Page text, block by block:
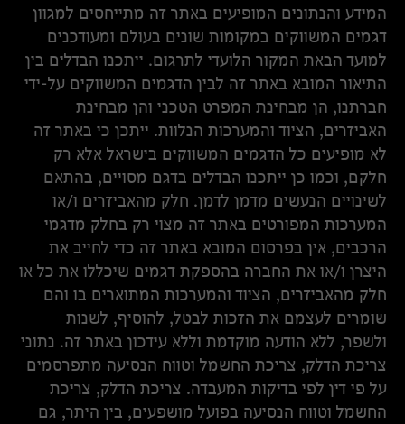
המידע והנתונים המופיעים באתר זה מתייחסים למגוון
דגמים המשווקים במקומות שונים בעולם ומעודכנים
למועד הבאת המקור הלועדי לתרגום. ייתכנו הבדלים בין
התיאור המובא באתר זה לבין הדגמים המשווקים על-ידי
חברתנו, הן מבחינת המפרט הטכני והן מבחינת
האביזרים, הציוד והמערכות הנלוות. ייתכן כי באתר זה
לא מופיעים כל הדגמים המשווקים בישראל אלא רק
חלקם, וכמו כן ייתכנו הבדלים בדגם מסויים, בהתאם
לשינויים הנעשים מדמן לדמן. חלק מהאביזרים ו/או
המערכות המפורטים באתר זה מצוי רק בחלק מדגמי
הרכבים, אין בפרסום המובא באתר זה כדי לחייב את
היצרן ו/או את החברה בהספקת דגמים שיכללו את כל או
חלק מהאביזרים, הציוד והמערכות המתוארים בו והם
שומרים לעצמם את הזכות לבטל, להוסיף, לשנות
ולשפר, ללא הודעה מוקדמת וללא עידכון באתר זה. נתוני
צריכת הדלק, צריכת החשמל וטווח הנסיעה מתפרסמים
על פי דין לפי בדיקות המעבדה. צריכת הדלק, צריכת
החשמל וטווח הנסיעה בפועל מושפעים, בין היתר, גם